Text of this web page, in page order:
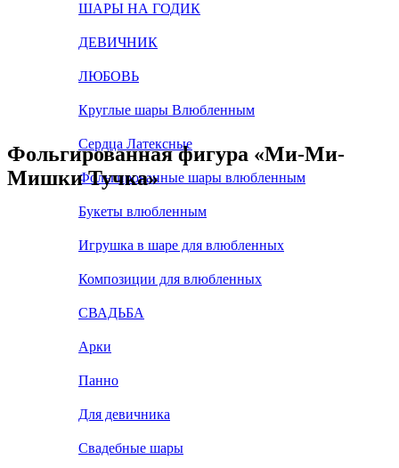
ШАРЫ НА ГОДИК
ДЕВИЧНИК
ЛЮБОВЬ
Круглые шары Влюбленным
Сердца Латексные
Фольгированные шары влюбленным
Букеты влюбленным
Игрушка в шаре для влюбленных
Композиции для влюбленных
СВАДЬБА
Арки
Панно
Для девичника
Свадебные шары
Фольгированная фигура «Ми-Ми-
Мишки Тучка»